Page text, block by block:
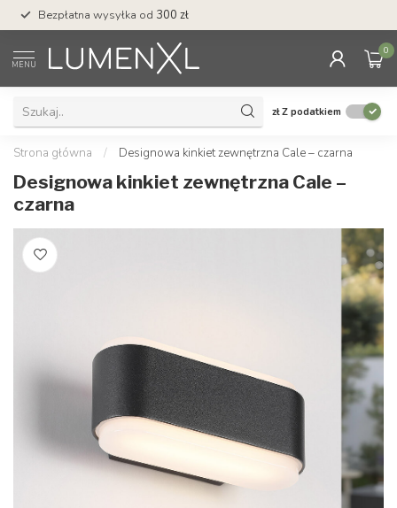
Bezpłatna wysyłka od 300 zł
MENU
0
złZ podatkiem
Strona główna / Designowa kinkiet zewnętrzna Cale – czarna
Designowa kinkiet zewnętrzna Cale –
czarna